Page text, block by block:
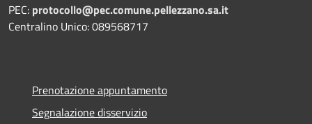
PEC: protocollo@pec.comune.pellezzano.sa.it
Centralino Unico: 089568717
Prenotazione appuntamento
Segnalazione disservizio